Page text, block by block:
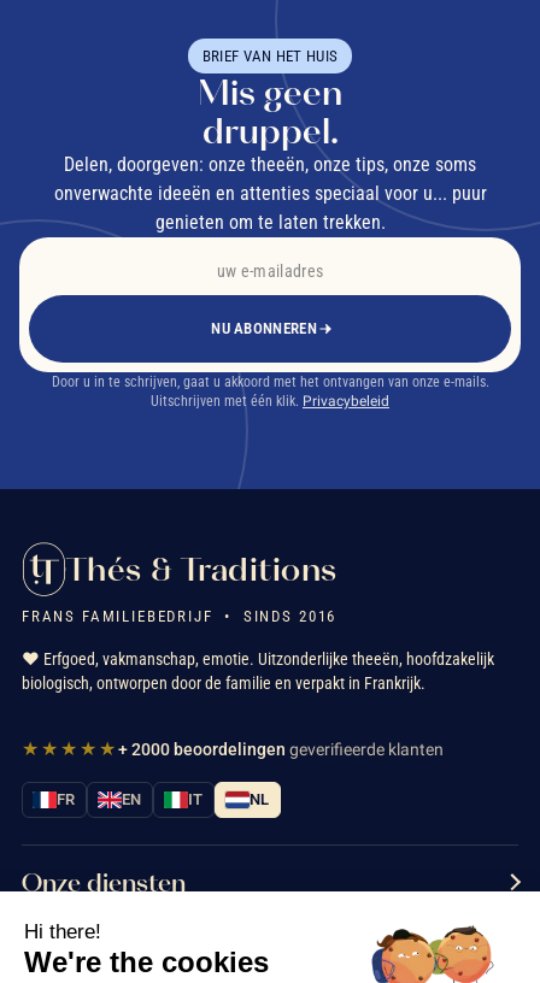
BRIEF VAN HET HUIS
Mis geen
druppel.
Delen, doorgeven: onze theeën, onze tips, onze soms
onverwachte ideeën en attenties speciaal voor u... puur
genieten om te laten trekken.
NU ABONNEREN
Door u in te schrijven, gaat u akkoord met het ontvangen van onze e-mails.
Uitschrijven met één klik. Privacybeleid
Thés & Traditions
FRANS FAMILIEBEDRIJF • SINDS 2016
❤️ Erfgoed, vakmanschap, emotie. Uitzonderlijke theeën, hoofdzakelijk
biologisch, ontworpen door de familie en verpakt in Frankrijk.
★★★★★+ 2000 beoordelingen geverifieerde klanten
FR EN IT NL
Onze diensten
Informatie
Hi there!
We're the cookies